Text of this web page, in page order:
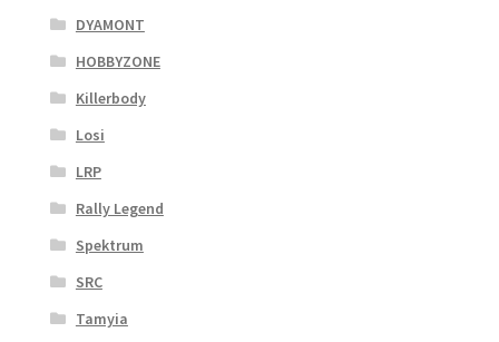
DYAMONT
HOBBYZONE
Killerbody
Losi
LRP
Rally Legend
Spektrum
SRC
Tamyia